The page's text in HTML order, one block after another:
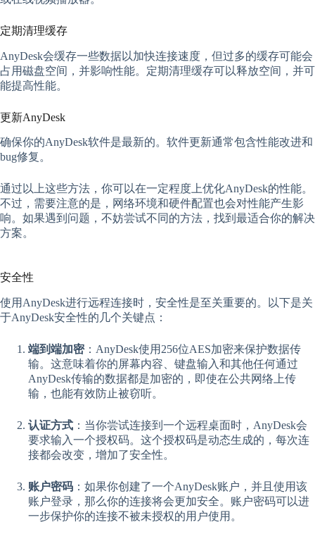
定期清理缓存
AnyDesk会缓存一些数据以加快连接速度，但过多的缓存可能会
占用磁盘空间，并影响性能。定期清理缓存可以释放空间，并可
能提高性能。
更新AnyDesk
确保你的AnyDesk软件是最新的。软件更新通常包含性能改进和
bug修复。
通过以上这些方法，你可以在一定程度上优化AnyDesk的性能。
不过，需要注意的是，网络环境和硬件配置也会对性能产生影
响。如果遇到问题，不妨尝试不同的方法，找到最适合你的解决
方案。
安全性
使用AnyDesk进行远程连接时，安全性是至关重要的。以下是关
于AnyDesk安全性的几个关键点：
端到端加密：AnyDesk使用256位AES加密来保护数据传
输。这意味着你的屏幕内容、键盘输入和其他任何通过
AnyDesk传输的数据都是加密的，即使在公共网络上传
输，也能有效防止被窃听。
认证方式 ：当你尝试连接到一个远程桌面时，AnyDesk会
要求输入一个授权码。这个授权码是动态生成的，每次连
接都会改变，增加了安全性。
账户密码 ：如果你创建了一个AnyDesk账户，并且使用该
账户登录，那么你的连接将会更加安全。账户密码可以进
一步保护你的连接不被未授权的用户使用。